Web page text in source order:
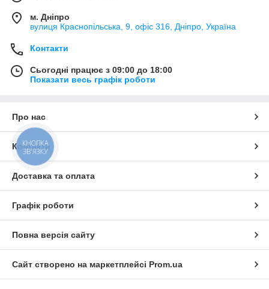
м. Дніпро
вулиця Краснопільська, 9, офіс 316, Дніпро, Україна
Контакти
Сьогодні працює з 09:00 до 18:00
Показати весь графік роботи
Про нас
Контакти
Доставка та оплата
Графік роботи
Повна версія сайту
Сайт створено на маркетплейсі Prom.ua
КНОПКА
ЗВ'ЯЗКУ